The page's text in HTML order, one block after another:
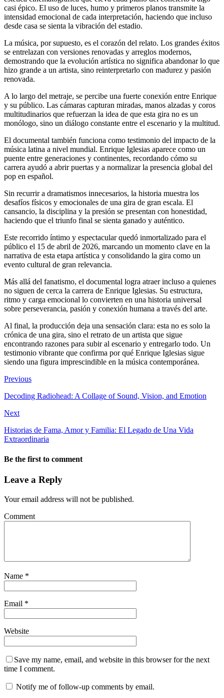
casi épico. El uso de luces, humo y primeros planos transmite la
intensidad emocional de cada interpretación, haciendo que incluso
desde casa se sienta la vibración del estadio.
La música, por supuesto, es el corazón del relato. Los grandes éxitos
se entrelazan con versiones renovadas y arreglos modernos,
demostrando que la evolución artística no significa abandonar lo que
hizo grande a un artista, sino reinterpretarlo con madurez y pasión
renovada.
A lo largo del metraje, se percibe una fuerte conexión entre Enrique
y su público. Las cámaras capturan miradas, manos alzadas y coros
multitudinarios que refuerzan la idea de que esta gira no es un
monólogo, sino un diálogo constante entre el escenario y la multitud.
El documental también funciona como testimonio del impacto de la
música latina a nivel mundial. Enrique Iglesias aparece como un
puente entre generaciones y continentes, recordando cómo su
carrera ayudó a abrir puertas y a normalizar la presencia global del
pop en español.
Sin recurrir a dramatismos innecesarios, la historia muestra los
desafíos físicos y emocionales de una gira de gran escala. El
cansancio, la disciplina y la presión se presentan con honestidad,
haciendo que el triunfo final se sienta ganado y auténtico.
Este recorrido íntimo y espectacular quedó inmortalizado para el
público el 15 de abril de 2026, marcando un momento clave en la
narrativa de esta etapa artística y consolidando la gira como un
evento cultural de gran relevancia.
Más allá del fanatismo, el documental logra atraer incluso a quienes
no siguen de cerca la carrera de Enrique Iglesias. Su estructura,
ritmo y carga emocional lo convierten en una historia universal
sobre perseverancia, pasión y conexión humana a través del arte.
Al final, la producción deja una sensación clara: esta no es solo la
crónica de una gira, sino el retrato de un artista que sigue
encontrando razones para subir al escenario y entregarlo todo. Un
testimonio vibrante que confirma por qué Enrique Iglesias sigue
siendo una figura imprescindible en la música contemporánea.
Previous
Decoding Radiohead: A Collage of Sound, Vision, and Emotion
Next
Historias de Fama, Amor y Familia: El Legado de Una Vida
Extraordinaria
Be the first to comment
Leave a Reply
Your email address will not be published.
Comment
Name *
Email *
Website
Save my name, email, and website in this browser for the next
time I comment.
Notify me of follow-up comments by email.